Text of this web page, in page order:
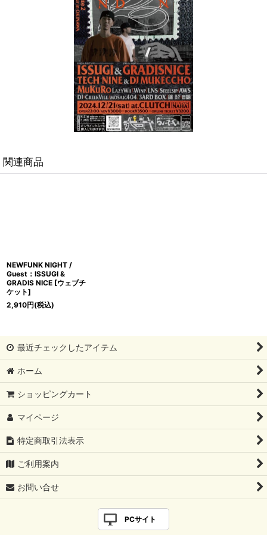
関連商品
NEWFUNK NIGHT /
Guest：ISSUGI &
GRADIS NICE [ウェブチ
ケット]
2,910円(税込)
最近チェックしたアイテム
ホーム
ショッピングカート
マイページ
特定商取引法表示
ご利用案内
お問い合せ
PCサイト